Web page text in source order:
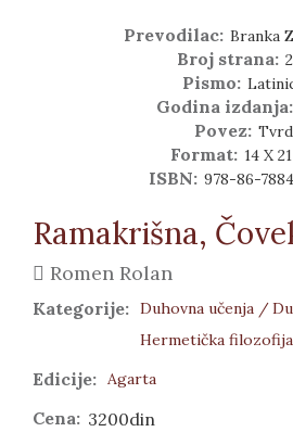
Prevodilac: Branka
Broj strana:
Pismo:
Godina izdanja:
Povez: Tvrd
Format: 14 X
ISBN: 978-86-
Ramakrišna,
Romen Rolan
Kategorije: Duhovna učenja /
Hermetička
Edicije: Agarta
Cena: 3200din